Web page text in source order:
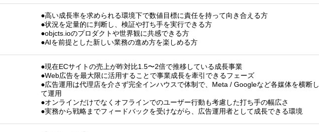
●高い成長率を求められる環境下で数値目標に責任を持って向き合える方
●状況を定量的に判断し、検証や打ち手を実行できる方
●objcts.ioのプロダクトや世界観に共感できる方
●AIを前提とした新しい業務の進め方を楽しめる方
●現在ECサイトの売上が昨対比1.5〜2倍で推移している成長事業
●Web広告を最大限に活用することで事業成長を牽引できるフェーズ
●広告運用は代理店を介さず完全インハウスで体制で、Meta / Googleなど各媒体を横断し
て運用
●オンラインだけでなくオフラインでのユーザー行動も考慮した打ち手の幅広さ
●実務から戦略までフィードバックを受けながら、広告運用者として成長できる環境